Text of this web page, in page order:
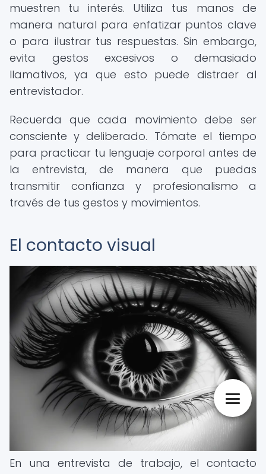
muestren tu interés. Utiliza tus manos de
manera natural para enfatizar puntos clave
o para ilustrar tus respuestas. Sin embargo,
evita gestos excesivos o demasiado
llamativos, ya que esto puede distraer al
entrevistador.
Recuerda que cada movimiento debe ser
consciente y deliberado. Tómate el tiempo
para practicar tu lenguaje corporal antes de
la entrevista, de manera que puedas
transmitir confianza y profesionalismo a
través de tus gestos y movimientos.
El contacto visual
En una entrevista de trabajo, el contacto